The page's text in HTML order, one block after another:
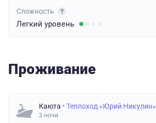
Сложность
Легкий уровень
Проживание
Каюта • Теплоход «Юрий Никулин»
3 ночи